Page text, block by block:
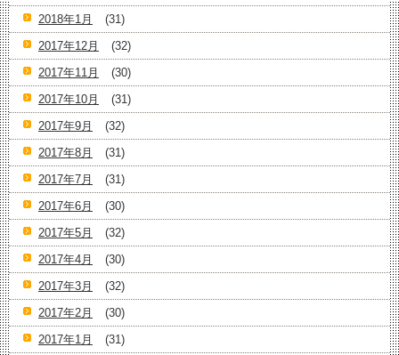
2018年1月
(31)
2017年12月
(32)
2017年11月
(30)
2017年10月
(31)
2017年9月
(32)
2017年8月
(31)
2017年7月
(31)
2017年6月
(30)
2017年5月
(32)
2017年4月
(30)
2017年3月
(32)
2017年2月
(30)
2017年1月
(31)